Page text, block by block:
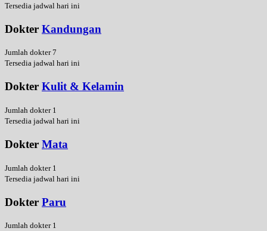
Tersedia jadwal hari ini
Dokter Kandungan
Jumlah dokter 7
Tersedia jadwal hari ini
Dokter Kulit & Kelamin
Jumlah dokter 1
Tersedia jadwal hari ini
Dokter Mata
Jumlah dokter 1
Tersedia jadwal hari ini
Dokter Paru
Jumlah dokter 1